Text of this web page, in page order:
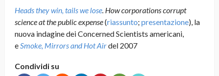
Heads they win, tails we lose. How corporations corrupt
science at the public expense(riassunto; presentazione), la
nuova indagine dei Concerned Scientists americani,
eSmoke, Mirrors and Hot Airdel 2007
Condividi su